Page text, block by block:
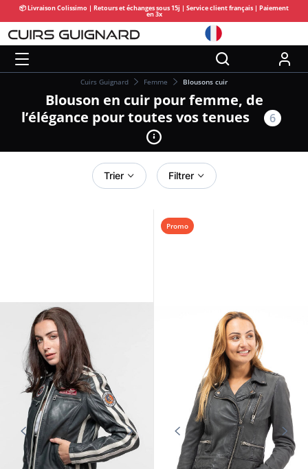
📦 Livraison Colissimo | Retours et échanges sous 15j | Service client français | Paiement
en 3x
Cuirs Guignard Femme Blousons cuir
Blouson en cuir pour femme, de
l’élégance pour toutes vos tenues
6
Trier Filtrer
Promo